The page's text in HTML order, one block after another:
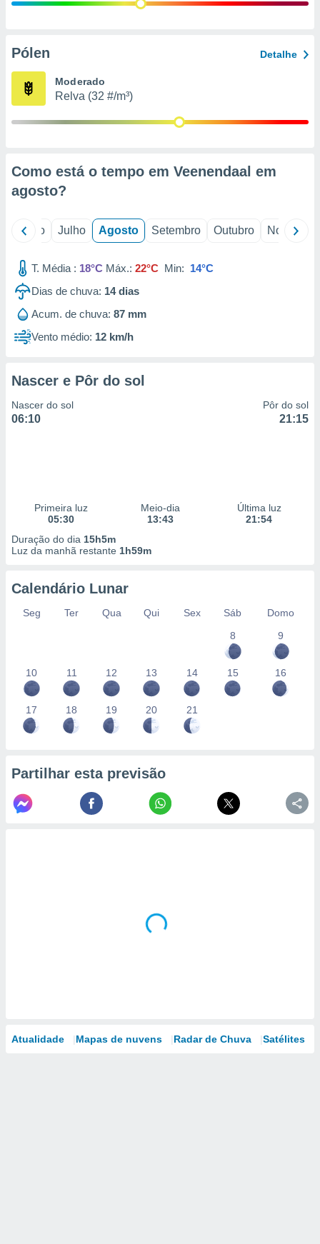
e
de
Pólen Detalhe
Moderado
Relva (32 #/m³)
Como está o tempo em Veenendaal em
agosto?
Junho Julho Agosto Setembro Outubro Novembro
T. Média : 18°C Máx.: 22°C Min: 14°C
Dias de chuva: 14dias
Acum. de chuva: 87 mm
Vento médio: 12 km/h
Nascer e Pôr do sol
Nascer do sol
06:10
Pôr do sol
21:15
Primeira luz
05:30
Meio-dia
13:43
Última luz
21:54
Duração do dia 15h5m
Luz da manhã restante 1h59m
Calendário Lunar
Seg Ter Qua Qui Sex Sáb
Domo
8
9
10 11 12 13 14 15 16
17 18 19 20 21
Partilhar esta previsão
Atualidade Mapas de nuvens Radar de Chuva Satélites